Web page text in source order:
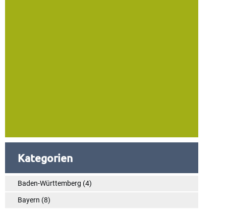
Kategorien
Baden-Württemberg (4)
Bayern (8)